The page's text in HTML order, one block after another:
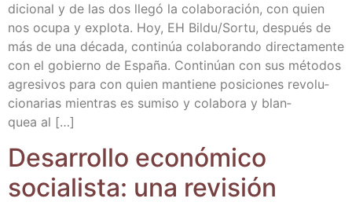
di­cio­nal y de las dos lle­gó la cola­bo­ra­ción, con quien
nos ocu­pa y explo­ta. Hoy, EH Bildu/​Sortu, des­pués de
más de una déca­da, con­ti­núa cola­bo­ran­do direc­ta­men­te
con el gobierno de Espa­ña. Con­ti­núan con sus méto­dos
agre­si­vos para con quien man­tie­ne posi­cio­nes revo­lu­
cio­na­rias mien­tras es sumi­so y cola­bo­ra y blan­
quea al […]
Desa­rro­llo eco­nó­mi­co
socia­lis­ta: una revisión